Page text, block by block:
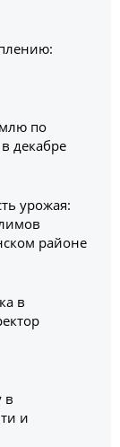
по
декабре
урожая:
районе
в
в
и